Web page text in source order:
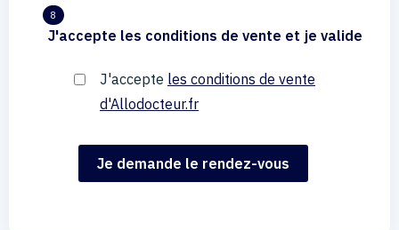
8
J'accepte les conditions de vente et je valide
J'accepte les conditions de vente
d'Allodocteur.fr